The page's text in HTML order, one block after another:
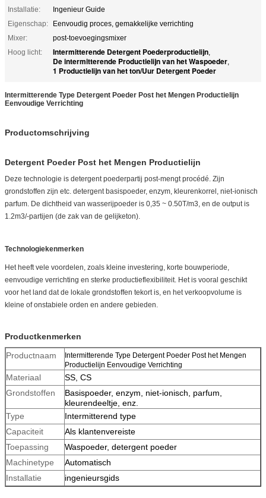
Installatie:
Ingenieur Guide
Eigenschap:
Eenvoudig proces, gemakkelijke verrichting
Mixer:
post-toevoegingsmixer
Hoog licht:
Intermitterende Detergent Poederproductielijn,
De intermitterende Productielijn van het Waspoeder,
1 Productielijn van het ton/Uur Detergent Poeder
Intermitterende Type Detergent Poeder Post het Mengen Productielijn
Eenvoudige Verrichting
Productomschrijving
Detergent Poeder Post het Mengen Productielijn
Deze technologie is detergent poederpartij post-mengt procédé. Zijn
grondstoffen zijn etc. detergent basispoeder, enzym, kleurenkorrel, niet-ionisch
parfum. De dichtheid van wasserijpoeder is 0,35 ~ 0.50T/m3, en de output is
1.2m3/-partijen (de zak van de gelijketon).
Technologiekenmerken
Het heeft vele voordelen, zoals kleine investering, korte bouwperiode,
eenvoudige verrichting en sterke productieflexibiliteit. Het is vooral geschikt
voor het land dat de lokale grondstoffen tekort is, en het verkoopvolume is
kleine of onstabiele orden en andere gebieden.
Productkenmerken
Productnaam
Intermitterende Type Detergent Poeder Post het Mengen
Productielijn Eenvoudige Verrichting
Materiaal
SS, CS
Grondstoffen
Basispoeder, enzym, niet-ionisch, parfum,
kleurendeeltje, enz.
Type
Intermitterend type
Capaciteit
Als klantenvereiste
Toepassing
Waspoeder, detergent poeder
Machinetype
Automatisch
Installatie
ingenieursgids